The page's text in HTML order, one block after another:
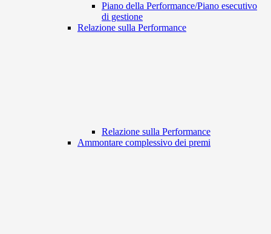
Piano della Performance/Piano esecutivo
di gestione
Relazione sulla Performance
Relazione sulla Performance
Ammontare complessivo dei premi